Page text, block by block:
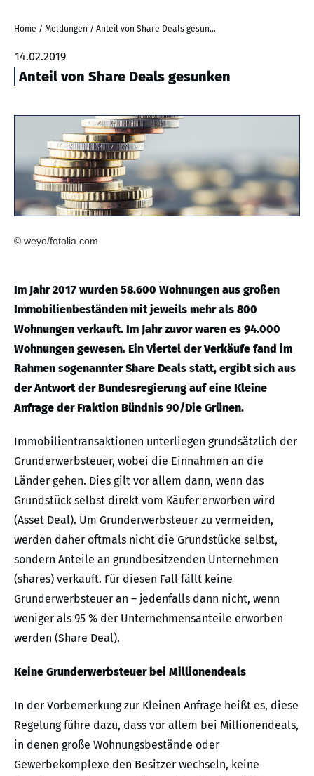
Home / Meldungen / Anteil von Share Deals gesunken
14.02.2019
Anteil von Share Deals gesunken
© weyo/fotolia.com
Im Jahr 2017 wurden 58.600 Wohnungen aus großen
Immobilienbeständen mit jeweils mehr als 800
Wohnungen verkauft. Im Jahr zuvor waren es 94.000
Wohnungen gewesen. Ein Viertel der Verkäufe fand im
Rahmen sogenannter Share Deals statt, ergibt sich aus
der Antwort der Bundesregierung auf eine Kleine
Anfrage der Fraktion Bündnis 90/Die Grünen.
Immobilientransaktionen unterliegen grundsätzlich der
Grunderwerbsteuer, wobei die Einnahmen an die
Länder gehen. Dies gilt vor allem dann, wenn das
Grundstück selbst direkt vom Käufer erworben wird
(Asset Deal). Um Grunderwerbsteuer zu vermeiden,
werden daher oftmals nicht die Grundstücke selbst,
sondern Anteile an grundbesitzenden Unternehmen
(shares) verkauft. Für diesen Fall fällt keine
Grunderwerbsteuer an – jedenfalls dann nicht, wenn
weniger als 95 % der Unternehmensanteile erworben
werden (Share Deal).
Keine Grunderwerbsteuer bei Millionendeals
In der Vorbemerkung zur Kleinen Anfrage heißt es, diese
Regelung führe dazu, dass vor allem bei Millionendeals,
in denen große Wohnungsbestände oder
Gewerbekomplexe den Besitzer wechseln, keine